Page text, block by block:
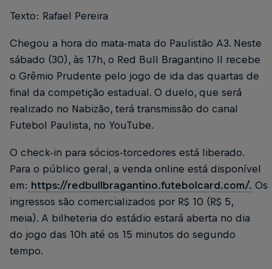
Texto: Rafael Pereira
Chegou a hora do mata-mata do Paulistão A3. Neste
sábado (30), às 17h, o Red Bull Bragantino II recebe
o Grêmio Prudente pelo jogo de ida das quartas de
final da competição estadual. O duelo, que será
realizado no Nabizão, terá transmissão do canal
Futebol Paulista, no YouTube.
O check-in para sócios-torcedores está liberado.
Para o público geral, a venda online está disponível
em: https://redbullbragantino.futebolcard.com/. Os
ingressos são comercializados por R$ 10 (R$ 5,
meia). A bilheteria do estádio estará aberta no dia
do jogo das 10h até os 15 minutos do segundo
tempo.